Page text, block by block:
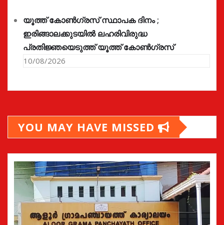
യൂത്ത് കോൺഗ്രസ്‌ സ്ഥാപക ദിനം ;
ഇരിങ്ങാലക്കുടയിൽ ലഹരിവിരുദ്ധ
പ്രതിജ്ഞയെടുത്ത് യൂത്ത് കോൺഗ്രസ്
10/08/2026
YOU MAY HAVE MISSED